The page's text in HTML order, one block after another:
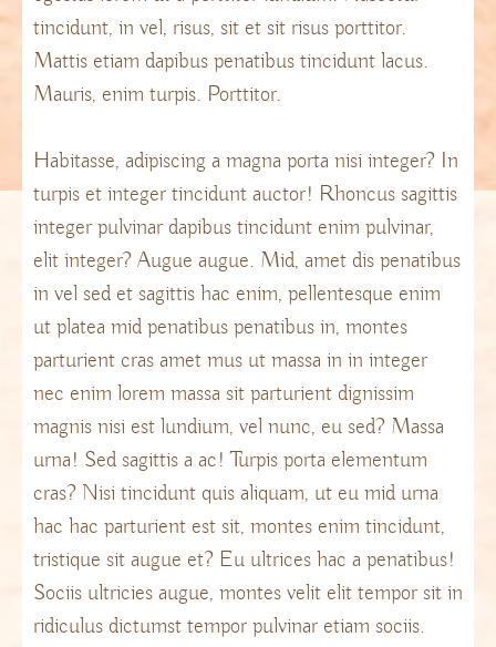
tincidunt, in vel, risus, sit et sit risus porttitor.
Mattis etiam dapibus penatibus tincidunt lacus.
Mauris, enim turpis. Porttitor.
Habitasse, adipiscing a magna porta nisi integer? In
turpis et integer tincidunt auctor! Rhoncus sagittis
integer pulvinar dapibus tincidunt enim pulvinar,
elit integer? Augue augue. Mid, amet dis penatibus
in vel sed et sagittis hac enim, pellentesque enim
ut platea mid penatibus penatibus in, montes
parturient cras amet mus ut massa in in integer
nec enim lorem massa sit parturient dignissim
magnis nisi est lundium, vel nunc, eu sed? Massa
urna! Sed sagittis a ac! Turpis porta elementum
cras? Nisi tincidunt quis aliquam, ut eu mid urna
hac hac parturient est sit, montes enim tincidunt,
tristique sit augue et? Eu ultrices hac a penatibus!
Sociis ultricies augue, montes velit elit tempor sit in
ridiculus dictumst tempor pulvinar etiam sociis.